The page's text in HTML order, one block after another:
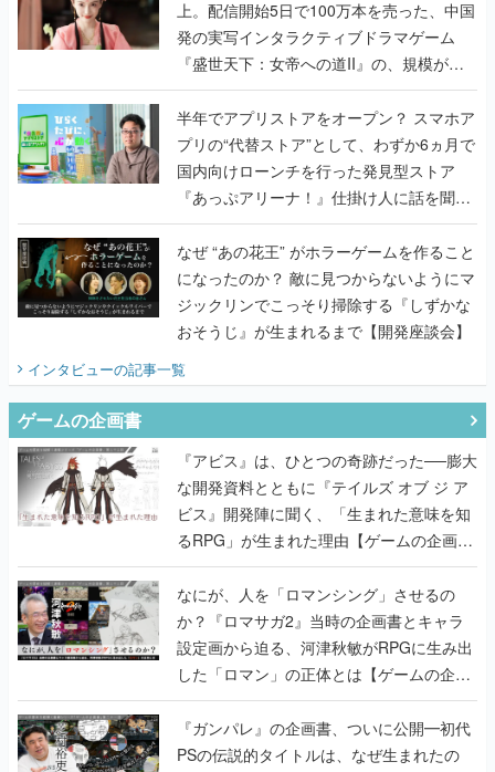
上。配信開始5日で100万本を売った、中国
発の実写インタラクティブドラマゲーム
『盛世天下：女帝への道II』の、規模が違
うこだわりをプロデューサーに聞いた
半年でアプリストアをオープン？ スマホア
プリの“代替ストア”として、わずか6ヵ月で
国内向けローンチを行った発見型ストア
『あっぷアリーナ！』仕掛け人に話を聞い
てみた
なぜ “あの花王” がホラーゲームを作ること
になったのか？ 敵に見つからないようにマ
ジックリンでこっそり掃除する『しずかな
おそうじ』が生まれるまで【開発座談会】
インタビューの記事一覧
ゲームの企画書
『アビス』は、ひとつの奇跡だった──膨大
な開発資料とともに『テイルズ オブ ジ ア
ビス』開発陣に聞く、「生まれた意味を知
るRPG」が生まれた理由【ゲームの企画
書】
なにが、人を「ロマンシング」させるの
か？『ロマサガ2』当時の企画書とキャラ
設定画から迫る、河津秋敏がRPGに生み出
した「ロマン」の正体とは【ゲームの企画
書】
『ガンパレ』の企画書、ついに公開━初代
PSの伝説的タイトルは、なぜ生まれたの